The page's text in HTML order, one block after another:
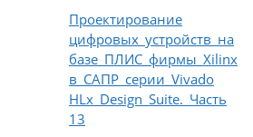
Проектирование
цифровых устройств на
базе ПЛИС фирмы Xilinx
в САПР серии Vivado
HLx Design Suite. Часть
13